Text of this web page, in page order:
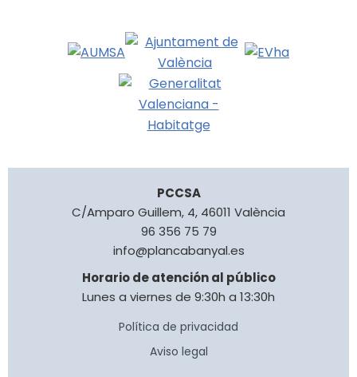
PCCSA
C/Amparo Guillem, 4, 46011 València
96 356 75 79
info@plancabanyal.es
Horario de atención al público
Lunes a viernes de 9:30h a 13:30h
Política de privacidad
Aviso legal